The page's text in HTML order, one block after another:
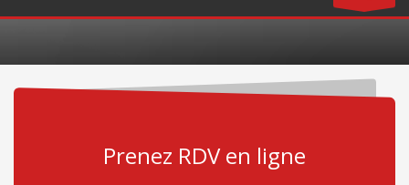
Prenez RDV en ligne